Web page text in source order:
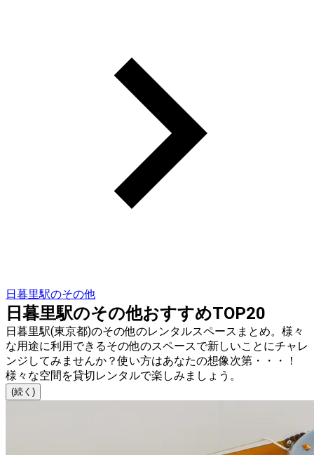
日暮里駅のその他
日暮里駅のその他おすすめTOP20
日暮里駅(東京都)のその他のレンタルスペースまとめ。様々
な用途に利用できるその他のスペースで新しいことにチャレ
ンジしてみませんか？使い方はあなたの想像次第・・・！
様々な空間を貸切レンタルで楽しみましょう。
(続く)